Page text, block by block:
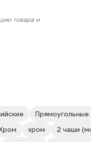
товара и
Прямоугольные
хром
2 чаши